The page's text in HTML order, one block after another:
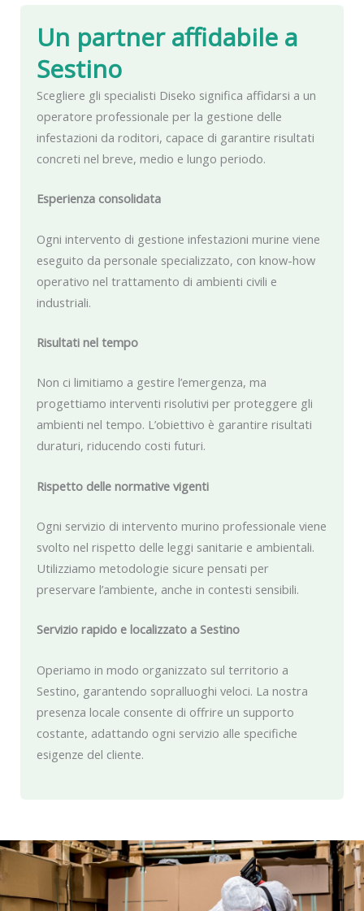
Un partner affidabile a
Sestino
Scegliere gli specialisti Diseko significa affidarsi a un
operatore professionale per la gestione delle
infestazioni da roditori, capace di garantire risultati
concreti nel breve, medio e lungo periodo.
Esperienza consolidata
Ogni intervento di gestione infestazioni murine viene
eseguito da personale specializzato, con know-how
operativo nel trattamento di ambienti civili e
industriali.
Risultati nel tempo
Non ci limitiamo a gestire l’emergenza, ma
progettiamo interventi risolutivi per proteggere gli
ambienti nel tempo. L’obiettivo è garantire risultati
duraturi, riducendo costi futuri.
Rispetto delle normative vigenti
Ogni servizio di intervento murino professionale viene
svolto nel rispetto delle leggi sanitarie e ambientali.
Utilizziamo metodologie sicure pensati per
preservare l’ambiente, anche in contesti sensibili.
Servizio rapido e localizzato a Sestino
Operiamo in modo organizzato sul territorio a
Sestino, garantendo sopralluoghi veloci. La nostra
presenza locale consente di offrire un supporto
costante, adattando ogni servizio alle specifiche
esigenze del cliente.